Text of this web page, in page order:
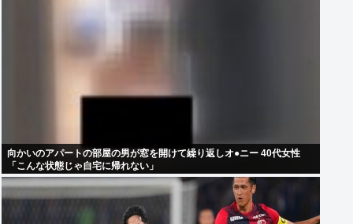
向かいのアパートの部屋の男が窓を開けて繰り返しオ●ニー 40代女性
「こんな状態じゃ自宅に帰れない」